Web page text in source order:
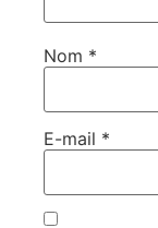
Nom *
E-mail *